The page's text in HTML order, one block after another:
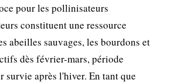
pour les pollinisateurs
constituent une ressource
abeilles sauvages, les bourdons et
dès février-mars, période
survie après l'hiver. En tant que